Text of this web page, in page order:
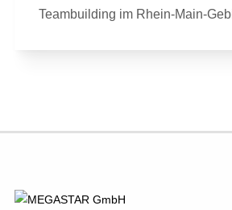
Newsletter
Teambuilding im Rhein-Main-